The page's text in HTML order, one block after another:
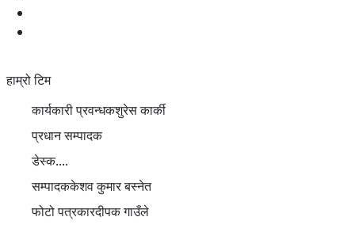
हाम्रो टिम
कार्यकारी प्रवन्धकशुरेस कार्की
प्रधान सम्पादक
डेस्क....
सम्पादककेशव कुमार बस्नेत
फोटो पत्रकारदीपक गाउँले